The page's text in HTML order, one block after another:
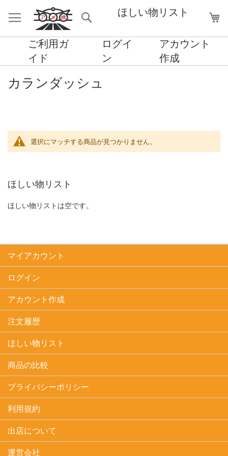
ほしい物リスト
ご利用ガ
イド
ログイ
ン
アカウント
作成
カランダッシュ
選択にマッチする商品が見つかりません。
ほしい物リスト
ほしい物リストは空です。
マイアカウント
ログイン
アカウント作成
注文履歴
ほしい物リスト
商品の比較
プライバシーポリシー
利用規約
出店について
運営会社